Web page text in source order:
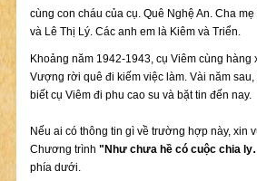
cùng con cháu của cụ. Quê Nghệ An. Cha
và Lê Thị Lý. Các anh em là Kiêm và Triển.
Khoảng năm 1942-1943, cụ Viêm cùng hàng
Vượng rời quê đi kiếm việc làm. Vài năm
biết cụ Viêm đi phu cao su và bặt tin đến nay.
Nếu ai có thông tin gì về trường hợp này, xin
Chương trình "Như chưa hề có cuộc chia
phía dưới.